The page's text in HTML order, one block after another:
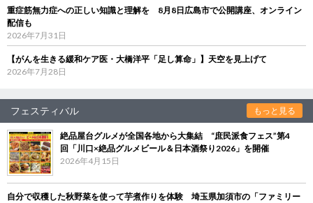
重症筋無力症への正しい知識と理解を 8月8日広島市で公開講座、オンライン
配信も
2026年7月31日
【がんを生きる緩和ケア医・大橋洋平「足し算命」】天空を見上げて
2026年7月28日
フェスティバル もっと見る
絶品屋台グルメが全国各地から大集結 “庶民派食フェス”第4
回「川口×絶品グルメビール＆日本酒祭り2026」を開催
2026年4月15日
自分で収穫した秋野菜を使って芋煮作りを体験 埼玉県加須市の「ファミリー